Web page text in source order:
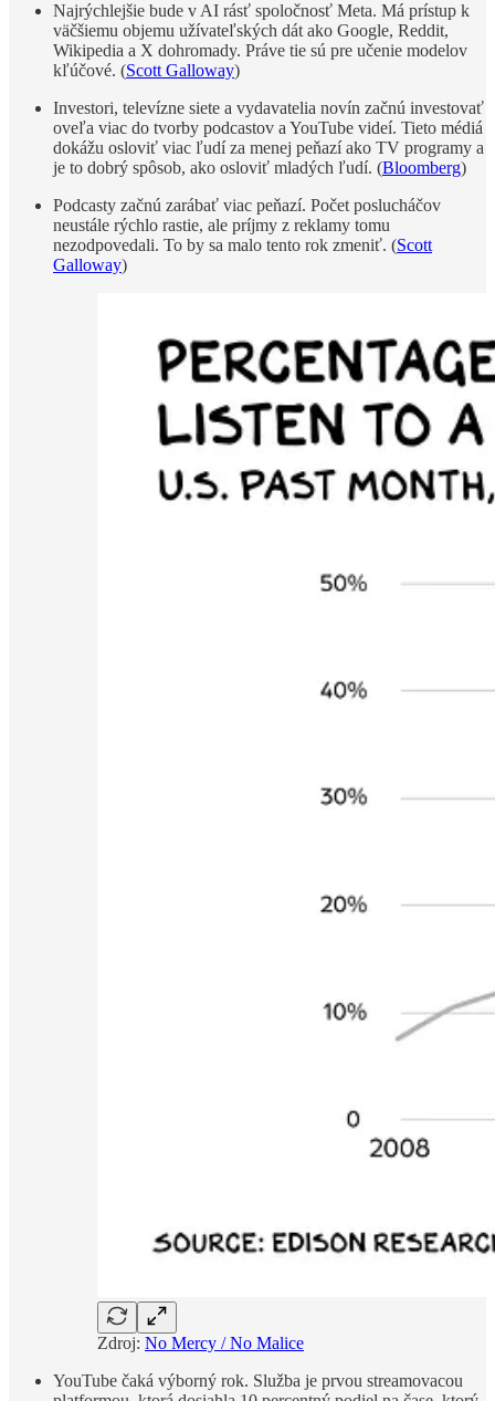
Najrýchlejšie bude v AI rásť spoločnosť Meta. Má prístup k
väčšiemu objemu užívateľských dát ako Google, Reddit,
Wikipedia a X dohromady. Práve tie sú pre učenie modelov
kľúčové. (Scott Galloway)
Investori, televízne siete a vydavatelia novín začnú investovať
oveľa viac do tvorby podcastov a YouTube videí. Tieto médiá
dokážu osloviť viac ľudí za menej peňazí ako TV programy a
je to dobrý spôsob, ako osloviť mladých ľudí. (Bloomberg)
Podcasty začnú zarábať viac peňazí. Počet poslucháčov
neustále rýchlo rastie, ale príjmy z reklamy tomu
nezodpovedali. To by sa malo tento rok zmeniť. (Scott
Galloway)
Zdroj: No Mercy / No Malice
YouTube čaká výborný rok. Služba je prvou streamovacou